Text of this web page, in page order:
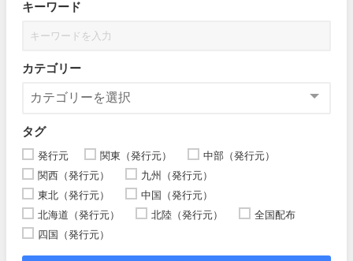
キーワード
カテゴリー
タグ
発行元 関東（発行元）
中部（発行元）
関西（発行元）
九州（発行元）
東北（発行元）
中国（発行元）
北海道（発行元）
北陸（発行元）
全国配布
四国（発行元）